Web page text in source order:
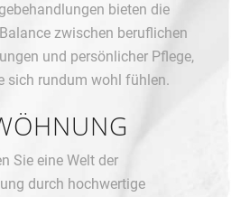
bieten die
zwischen beruflichen
und persönlicher Pflege,
sich rundum wohl fühlen.
Sie eine Welt der
durch hochwertige